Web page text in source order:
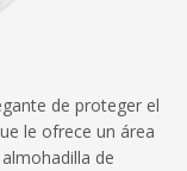
de proteger el
le ofrece un área
de